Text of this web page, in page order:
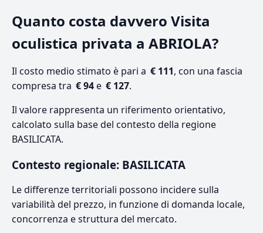
Quanto costa davvero Visita
oculistica privata a ABRIOLA?
Il costo medio stimato è pari a € 111, con una fascia
compresa tra € 94e € 127.
Il valore rappresenta un riferimento orientativo,
calcolato sulla base del contesto della regione
BASILICATA.
Contesto regionale: BASILICATA
Le differenze territoriali possono incidere sulla
variabilità del prezzo, in funzione di domanda locale,
concorrenza e struttura del mercato.